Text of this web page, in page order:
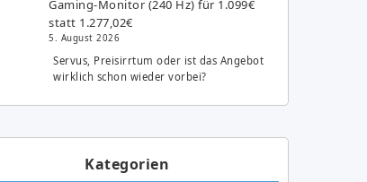
Gaming-Monitor (240 Hz) für 1.099€
statt 1.277,02€
5. August 2026
Servus, Preisirrtum oder ist das Angebot
wirklich schon wieder vorbei?
Kategorien